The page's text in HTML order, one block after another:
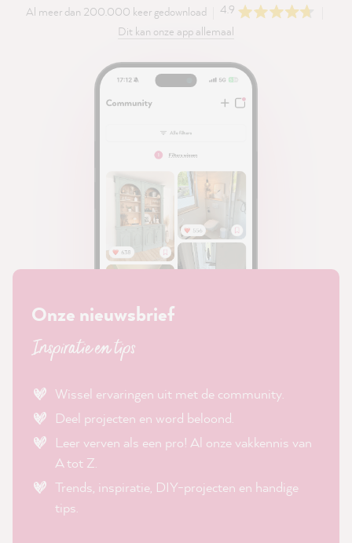
Al meer dan 200.000 keer gedownload
4.9
Dit kan onze app allemaal
Onze nieuwsbrief
Inspiratie en tips
Wissel ervaringen uit met de community.
Deel projecten en word beloond.
Leer verven als een pro! Al onze vakkennis van
A tot Z.
Trends, inspiratie, DIY-projecten en handige
tips.